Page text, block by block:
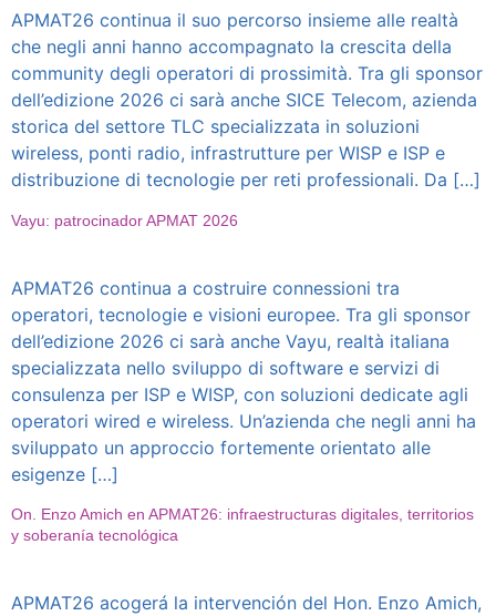
APMAT26 continua il suo percorso insieme alle realtà
che negli anni hanno accompagnato la crescita della
community degli operatori di prossimità. Tra gli sponsor
dell’edizione 2026 ci sarà anche SICE Telecom, azienda
storica del settore TLC specializzata in soluzioni
wireless, ponti radio, infrastrutture per WISP e ISP e
distribuzione di tecnologie per reti professionali. Da […]
Vayu: patrocinador APMAT 2026
APMAT26 continua a costruire connessioni tra
operatori, tecnologie e visioni europee. Tra gli sponsor
dell’edizione 2026 ci sarà anche Vayu, realtà italiana
specializzata nello sviluppo di software e servizi di
consulenza per ISP e WISP, con soluzioni dedicate agli
operatori wired e wireless. Un’azienda che negli anni ha
sviluppato un approccio fortemente orientato alle
esigenze […]
On. Enzo Amich en APMAT26: infraestructuras digitales, territorios
y soberanía tecnológica
APMAT26 acogerá la intervención del Hon. Enzo Amich,